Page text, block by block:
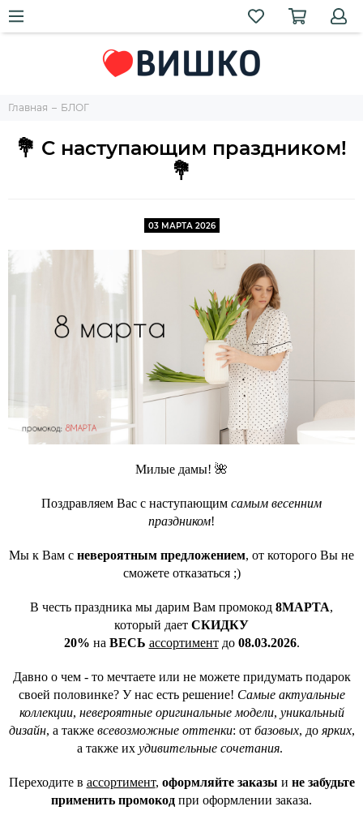
Главная БЛОГ
💐 С наступающим праздником!
💐
03 МАРТА 2026
Милые дамы! 🌺
Поздравляем Вас с наступающим самым весенним
праздником!
Мы к Вам с невероятным предложением, от которого Вы не
сможете отказаться ;)
В честь праздника мы дарим Вам промокод 8МАРТА,
который дает СКИДКУ
20% на ВЕСЬ ассортиментдо 08.03.2026.
Давно о чем - то мечтаете или не можете придумать подарок
своей половинке? У нас есть решение! Самые актуальные
коллекции, невероятные оригинальные модели, уникальный
дизайн, а также всевозможные оттенки: от базовых, до ярких,
а также их удивительные сочетания.
Переходите в ассортимент, оформляйте заказы и не забудьте
применить промокод при оформлении заказа.